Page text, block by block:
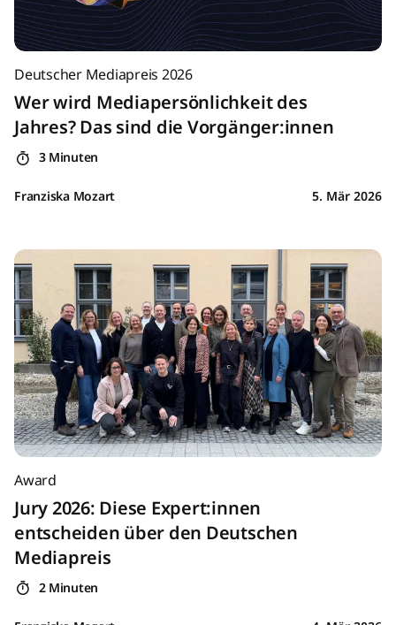
Deutscher Mediapreis 2026
Wer wird Mediapersönlichkeit des
Jahres? Das sind die Vorgänger:innen
3 Minuten
Franziska Mozart 5. Mär 2026
Award
Jury 2026: Diese Expert:innen
entscheiden über den Deutschen
Mediapreis
2 Minuten